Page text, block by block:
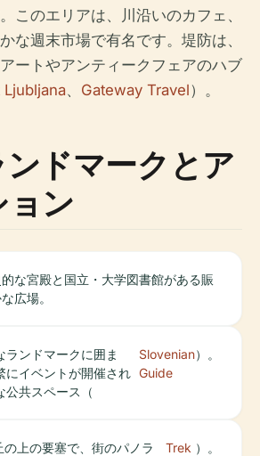
このエリアは、川沿いのカフェ、
な週末市場で有名です。堤防は、
ートやアンティークフェアのハブ
、 Gateway Travel）。
ドマークとア
ョン
な宮殿と国立・大学図書館がある賑
広場。
ランドマークに囲ま
にイベントが開催され
公共スペース（
Slovenian
Guide
）。
の上の要塞で、街のパノラ
Trek ）。